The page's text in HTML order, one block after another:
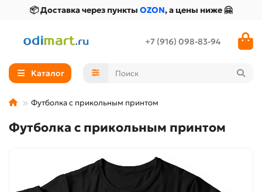
📦 Доставка через пункты OZON, а цены ниже 🤗
+7 (916) 098-83-94
Каталог
Футболка с прикольным принтом
Футболка с прикольным принтом